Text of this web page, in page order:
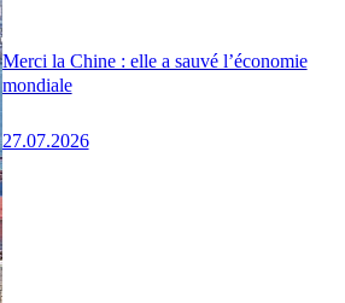
Merci la Chine : elle a sauvé l’économie
mondiale
27.07.2026